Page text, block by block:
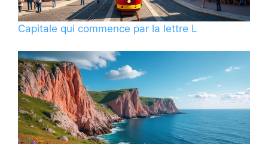
Capitale qui commence par la lettre L